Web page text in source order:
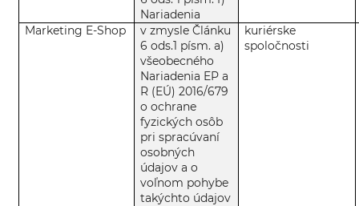
Nariadenia
Marketing E-Shop
v zmysle Článku
6 ods.1 písm. a)
všeobecného
Nariadenia EP a
R (EÚ) 2016/679
o ochrane
fyzických osôb
pri spracúvaní
osobných
údajov a o
voľnom pohybe
takýchto údajov
kuriérske
spoločnosti